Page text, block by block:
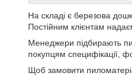
На складі є березова
Постійним клієнтам
Менеджери підбирають
покупцям специфікації,
Щоб замовити